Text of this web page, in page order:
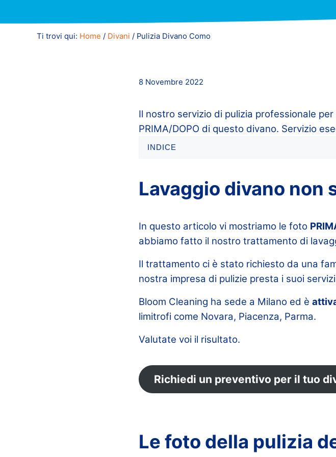
Ti trovi qui: Home / Divani / Pulizia Divano Como
8 Novembre 2022
Il nostro servizio di pulizia professionale
PRIMA/DOPO di questo divano. Servizio
INDICE
Lavaggio divano non
In questo articolo vi mostriamo le foto
abbiamo fatto il nostro trattamento di
Il trattamento ci è stato richiesto da una
nostra impresa di pulizie presta i suoi
Bloom Cleaning ha sede a Milano ed è
limitrofi come Novara, Piacenza, Parma.
Valutate voi il risultato.
Richiedi un preventivo per il tuo
Le foto della pulizia